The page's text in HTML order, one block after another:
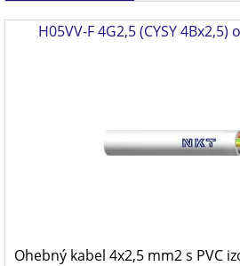
H05VV-F 4G2,5 (CYSY
Ohebný kabel 4x2,5 mm2 s PVC